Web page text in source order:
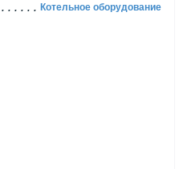
Котельное оборудование